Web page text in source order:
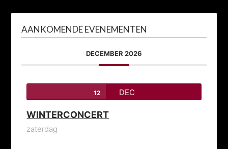
AANKOMENDE EVENEMENTEN
DECEMBER 2026
12 DEC
WINTERCONCERT
zaterdag